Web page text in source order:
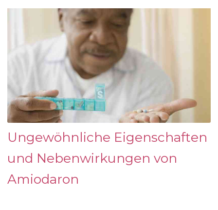
Ungewöhnliche Eigenschaften
und Nebenwirkungen von
Amiodaron